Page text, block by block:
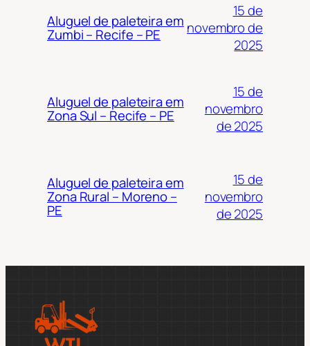
Aluguel de paleteira em
Zumbi – Recife – PE
15 de
novembro de
2025
Aluguel de paleteira em
Zona Sul – Recife – PE
15 de
novembro
de 2025
Aluguel de paleteira em
Zona Rural – Moreno –
PE
15 de
novembro
de 2025